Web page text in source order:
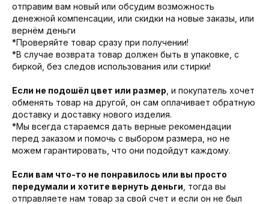
отправим вам новый или обсудим возможность
денежной компенсации, или скидки на новые заказы, или
вернём деньги
*Проверяйте товар сразу при получении!
*В случае возврата товар должен быть в упаковке, с
биркой, без следов использования или стирки!
Если не подошёл цвет или размер , и покупатель хочет
обменять товар на другой, он сам оплачивает обратную
доставку и доставку нового изделия.
*Мы всегда стараемся дать верные рекомендации
перед заказом и помочь с выбором размера, но не
можем гарантировать, что они подойдут каждому.
Если вам что-то не понравилось или вы просто
передумали и хотите вернуть деньги , тогда вы
отправляете нам товар за свой счет и если он не был